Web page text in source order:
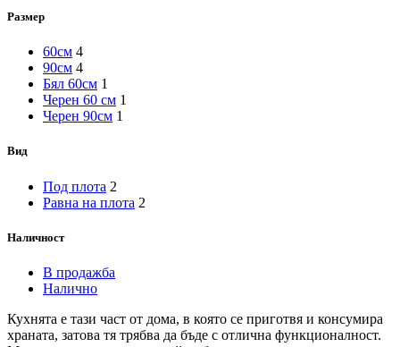
Размер
60см 4
90см 4
Бял 60см 1
Черен 60 см 1
Черен 90см 1
Вид
Под плота 2
Равна на плота 2
Наличност
В продажба
Налично
Кухнята е тази част от дома, в която се приготвя и консумира
храната, затова тя трябва да бъде с отлична функционалност.